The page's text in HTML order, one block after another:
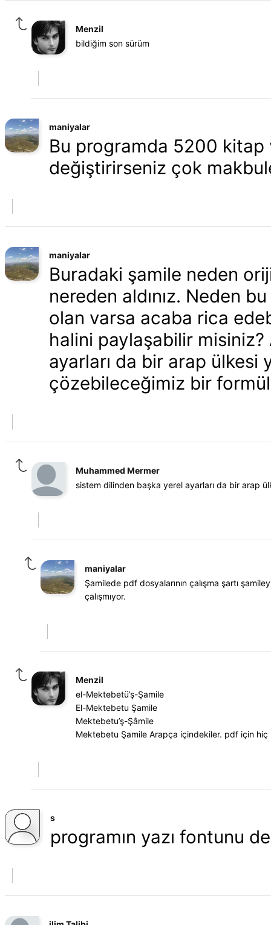
Menzil
bildiğim son sürüm
maniyalar
Bu programda 5200
değiştirirseniz çok
maniyalar
Buradaki şamile neden
nereden aldınız. Neden
olan varsa acaba rica
halini paylaşabilir
ayarları da bir arap ülkesi
çözebileceğimiz bir formül
Muhammed Mermer
sistem dilinden başka yerel ayarları da bir arap
maniyalar
Şamilede pdf dosyalarının çalışma şartı
çalışmıyor.
Menzil
el-Mektebetü’ş-Şamile
El-Mektebetu Şamile
Mektebetu’ş-Şâmile
Mektebetu Şamile Arapça içindekiler. pdf için hiç
s
programın yazı fontunu